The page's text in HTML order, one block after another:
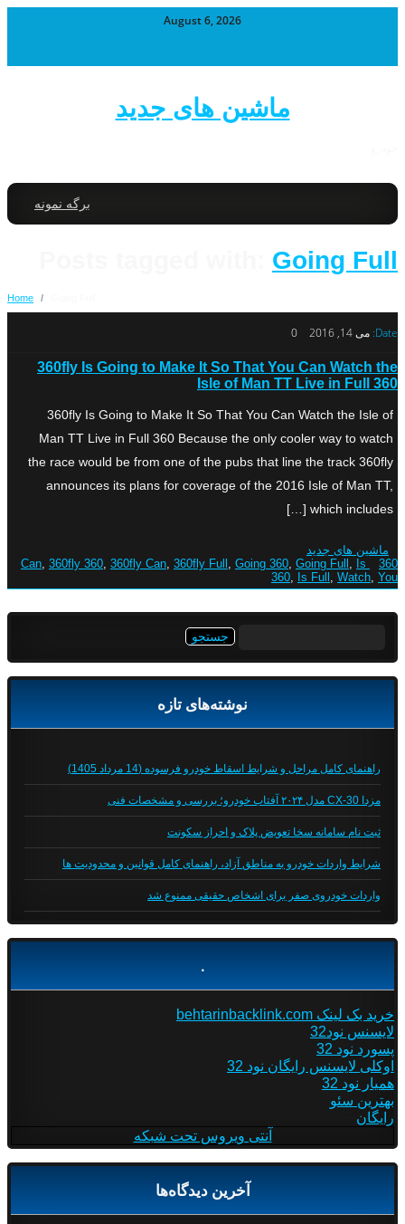
August 6, 2026
ماشین های جدید
برگه نمونه
Going Full
Home /
Date: می 14, 2016 0
360fly Is Going to Make It So That You Can Watch the
Isle of Man TT Live in Full 360
360fly Is Going to Make It So That You Can Watch the Isle of
Man TT Live in Full 360 Because the only cooler way to watch
the race would be from one of the pubs that line the track 360fly
announces its plans for coverage of the 2016 Isle of Man TT,
which includes […]
ماشین های جدید
360 Can
, 360fly 360, 360fly Can, 360fly Full , Going 360, Going Full , Is
360, Is Full , Watch, You
نوشته‌های تازه
راهنمای کامل مراحل و شرایط اسقاط خودرو فرسوده (14 مرداد 1405)
مزدا CX-30 مدل ۲۰۲۴ آفتاب خودرو؛ بررسی و مشخصات فنی
ثبت نام سامانه سخا تعویض پلاک و احراز سکونت
شرایط واردات خودرو به مناطق آزاد، راهنمای کامل قوانین و محدودیت ها
واردات خودروی صفر برای اشخاص حقیقی ممنوع شد
.
خرید بک لینک behtarinbacklink.com
لایسنس نود32
پسورد نود 32
اوکلی لایسنس رایگان نود 32
همیار نود 32
بهترین سئو
رایگان
آنتی ویروس تحت شبکه
آخرین دیدگاه‌ها